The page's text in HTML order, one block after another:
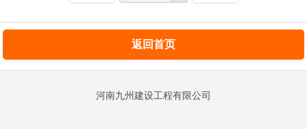
返回首页
河南九州建设工程有限公司